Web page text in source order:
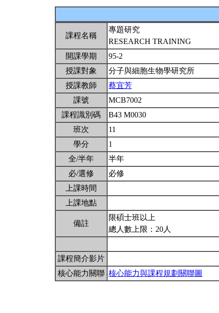
課程名稱
專題研究
RESEARCH TRAINING
開課學期
95-2
授課對象
分子與細胞生物學研究所
授課教師
蔡宜芳
課號
MCB7002
課程識別碼
B43 M0030
班次
11
學分
1
全/半年
半年
必/選修
必修
上課時間
上課地點
備註
限碩士班以上
總人數上限：20人
課程簡介影片
核心能力關聯 核心能力與課程規劃關聯圖